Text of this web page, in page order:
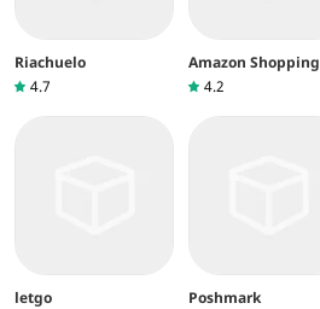
Riachuelo
4.7
Amazon Shopping
4.2
letgo
Poshmark